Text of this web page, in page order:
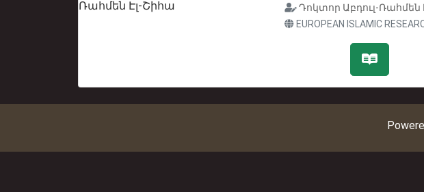
Դոկտոր Աբդուլ-Ռահմեն
EUROPEAN ISLAMIC